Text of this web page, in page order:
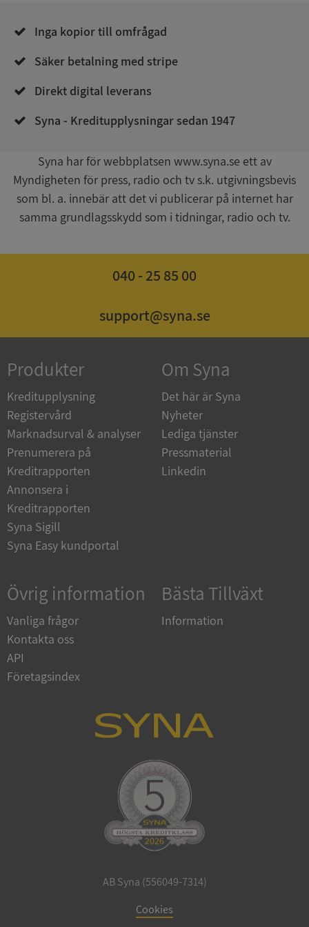
Inga kopior till omfrågad
Säker betalning med stripe
Direkt digital leverans
Syna - Kreditupplysningar sedan 1947
Syna har för webbplatsen www.syna.se ett av
Myndigheten för press, radio och tv s.k. utgivningsbevis
som bl. a. innebär att det vi publicerar på internet har
samma grundlagsskydd som i tidningar, radio och tv.
040 - 25 85 00
support@syna.se
Produkter
Kreditupplysning
Registervård
Marknadsurval & analyser
Prenumerera på
Kreditrapporten
Annonsera i
Kreditrapporten
Syna Sigill
Syna Easy kundportal
Om Syna
Det här är Syna
Nyheter
Lediga tjänster
Pressmaterial
Linkedin
Övrig information
Vanliga frågor
Kontakta oss
API
Företagsindex
Bästa Tillväxt
Information
AB Syna (556049-7314)
Cookies
__RequestVerificationToken
upplysningar.syna.se
CookieScriptConsent
CookieScript
.syna.se
_GRECAPTCHA
Google LLC
www.google.com
ASP.NET_SessionId
Microsoft
Corporation
en.syna.se
__RequestVerificationToken
ARRAffinitySameSite
Microsoft
Corporation
.syna.se
ASP.NET_SessionId
Microsoft
Corporation